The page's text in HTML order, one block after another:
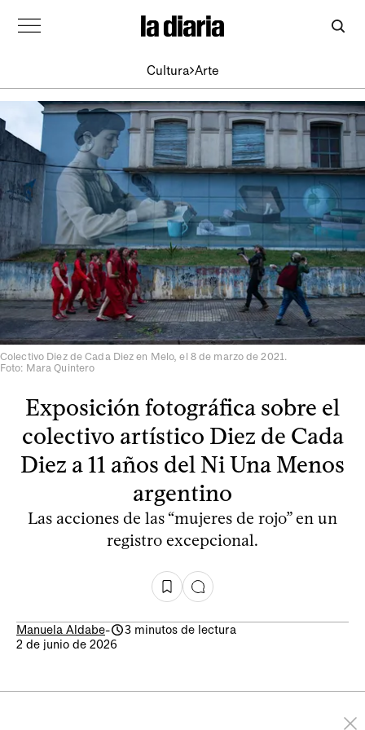
Cultura Arte
Colectivo Diez de Cada Diez en Melo, el 8 de marzo de 2021.
Foto: Mara Quintero
Exposición fotográfica sobre el
colectivo artístico Diez de Cada
Diez a 11 años del Ni Una Menos
argentino
Las acciones de las “mujeres de rojo” en un
registro excepcional.
Manuela Aldabe-
3 minutos de lectura
2 de junio de 2026